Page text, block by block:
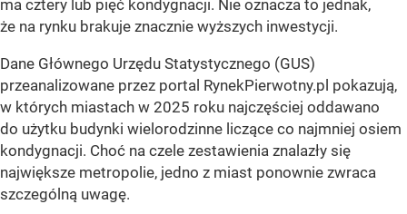
ma cztery lub pięć kondygnacji. Nie oznacza to jednak,
że na rynku brakuje znacznie wyższych inwestycji.
Dane Głównego Urzędu Statystycznego (GUS)
przeanalizowane przez portal RynekPierwotny.pl pokazują,
w których miastach w 2025 roku najczęściej oddawano
do użytku budynki wielorodzinne liczące co najmniej osiem
kondygnacji. Choć na czele zestawienia znalazły się
największe metropolie, jedno z miast ponownie zwraca
szczególną uwagę.